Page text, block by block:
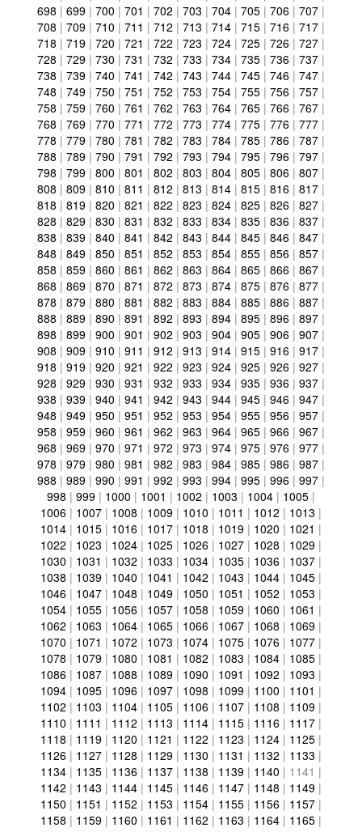
698 | 699 | 700 | 701 | 702 | 703 | 704 | 705 | 706 | 707 |
708 | 709 | 710 | 711 | 712 | 713 | 714 | 715 | 716 | 717 |
718 | 719 | 720 | 721 | 722 | 723 | 724 | 725 | 726 | 727 |
728 | 729 | 730 | 731 | 732 | 733 | 734 | 735 | 736 | 737 |
738 | 739 | 740 | 741 | 742 | 743 | 744 | 745 | 746 | 747 |
748 | 749 | 750 | 751 | 752 | 753 | 754 | 755 | 756 | 757 |
758 | 759 | 760 | 761 | 762 | 763 | 764 | 765 | 766 | 767 |
768 | 769 | 770 | 771 | 772 | 773 | 774 | 775 | 776 | 777 |
778 | 779 | 780 | 781 | 782 | 783 | 784 | 785 | 786 | 787 |
788 | 789 | 790 | 791 | 792 | 793 | 794 | 795 | 796 | 797 |
798 | 799 | 800 | 801 | 802 | 803 | 804 | 805 | 806 | 807 |
808 | 809 | 810 | 811 | 812 | 813 | 814 | 815 | 816 | 817 |
818 | 819 | 820 | 821 | 822 | 823 | 824 | 825 | 826 | 827 |
828 | 829 | 830 | 831 | 832 | 833 | 834 | 835 | 836 | 837 |
838 | 839 | 840 | 841 | 842 | 843 | 844 | 845 | 846 | 847 |
848 | 849 | 850 | 851 | 852 | 853 | 854 | 855 | 856 | 857 |
858 | 859 | 860 | 861 | 862 | 863 | 864 | 865 | 866 | 867 |
868 | 869 | 870 | 871 | 872 | 873 | 874 | 875 | 876 | 877 |
878 | 879 | 880 | 881 | 882 | 883 | 884 | 885 | 886 | 887 |
888 | 889 | 890 | 891 | 892 | 893 | 894 | 895 | 896 | 897 |
898 | 899 | 900 | 901 | 902 | 903 | 904 | 905 | 906 | 907 |
908 | 909 | 910 | 911 | 912 | 913 | 914 | 915 | 916 | 917 |
918 | 919 | 920 | 921 | 922 | 923 | 924 | 925 | 926 | 927 |
928 | 929 | 930 | 931 | 932 | 933 | 934 | 935 | 936 | 937 |
938 | 939 | 940 | 941 | 942 | 943 | 944 | 945 | 946 | 947 |
948 | 949 | 950 | 951 | 952 | 953 | 954 | 955 | 956 | 957 |
958 | 959 | 960 | 961 | 962 | 963 | 964 | 965 | 966 | 967 |
968 | 969 | 970 | 971 | 972 | 973 | 974 | 975 | 976 | 977 |
978 | 979 | 980 | 981 | 982 | 983 | 984 | 985 | 986 | 987 |
988 | 989 | 990 | 991 | 992 | 993 | 994 | 995 | 996 | 997 |
998 | 999 | 1000 | 1001 | 1002 | 1003 | 1004 | 1005 |
1006 | 1007 | 1008 | 1009 | 1010 | 1011 | 1012 | 1013 |
1014 | 1015 | 1016 | 1017 | 1018 | 1019 | 1020 | 1021 |
1022 | 1023 | 1024 | 1025 | 1026 | 1027 | 1028 | 1029 |
1030 | 1031 | 1032 | 1033 | 1034 | 1035 | 1036 | 1037 |
1038 | 1039 | 1040 | 1041 | 1042 | 1043 | 1044 | 1045 |
1046 | 1047 | 1048 | 1049 | 1050 | 1051 | 1052 | 1053 |
1054 | 1055 | 1056 | 1057 | 1058 | 1059 | 1060 | 1061 |
1062 | 1063 | 1064 | 1065 | 1066 | 1067 | 1068 | 1069 |
1070 | 1071 | 1072 | 1073 | 1074 | 1075 | 1076 | 1077 |
1078 | 1079 | 1080 | 1081 | 1082 | 1083 | 1084 | 1085 |
1086 | 1087 | 1088 | 1089 | 1090 | 1091 | 1092 | 1093 |
1094 | 1095 | 1096 | 1097 | 1098 | 1099 | 1100 | 1101 |
1102 | 1103 | 1104 | 1105 | 1106 | 1107 | 1108 | 1109 |
1110 | 1111 | 1112 | 1113 | 1114 | 1115 | 1116 | 1117 |
1118 | 1119 | 1120 | 1121 | 1122 | 1123 | 1124 | 1125 |
1126 | 1127 | 1128 | 1129 | 1130 | 1131 | 1132 | 1133 |
1134 | 1135 | 1136 | 1137 | 1138 | 1139 | 1140 | 1141 |
1142 | 1143 | 1144 | 1145 | 1146 | 1147 | 1148 | 1149 |
1150 | 1151 | 1152 | 1153 | 1154 | 1155 | 1156 | 1157 |
1158 | 1159 | 1160 | 1161 | 1162 | 1163 | 1164 | 1165 |